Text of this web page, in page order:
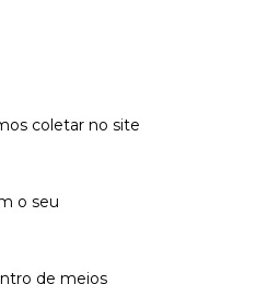
coletar no site
o seu
de meios